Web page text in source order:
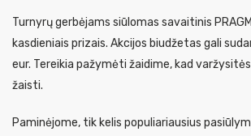
Turnyrų gerbėjams siūlomas savaitinis
kasdieniais prizais. Akcijos biudžetas gali
eur. Tereikia pažymėti žaidime, kad
žaisti.
Paminėjome, tik kelis populiariausius